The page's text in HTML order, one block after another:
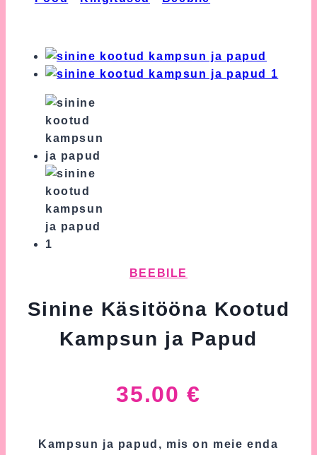
BEEBILE
Sinine Käsitööna Kootud
Kampsun ja Papud
35.00 €
Kampsun ja papud, mis on meie enda